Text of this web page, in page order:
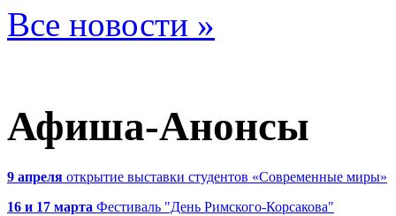
Все новости »
Афиша-Анонсы
9 апреля открытие выставки студентов «Современные миры»
16 и 17 марта Фестиваль "День Римского-Корсакова"